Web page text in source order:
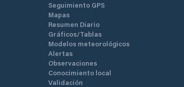
Seguimiento GPS
Mapas
Resumen Diario
Gráficos/Tablas
Modelos meteorológicos
Alertas
Observaciones
Conocimiento local
Validación